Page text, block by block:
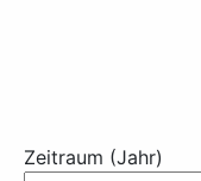
Zeitraum (Jahr)